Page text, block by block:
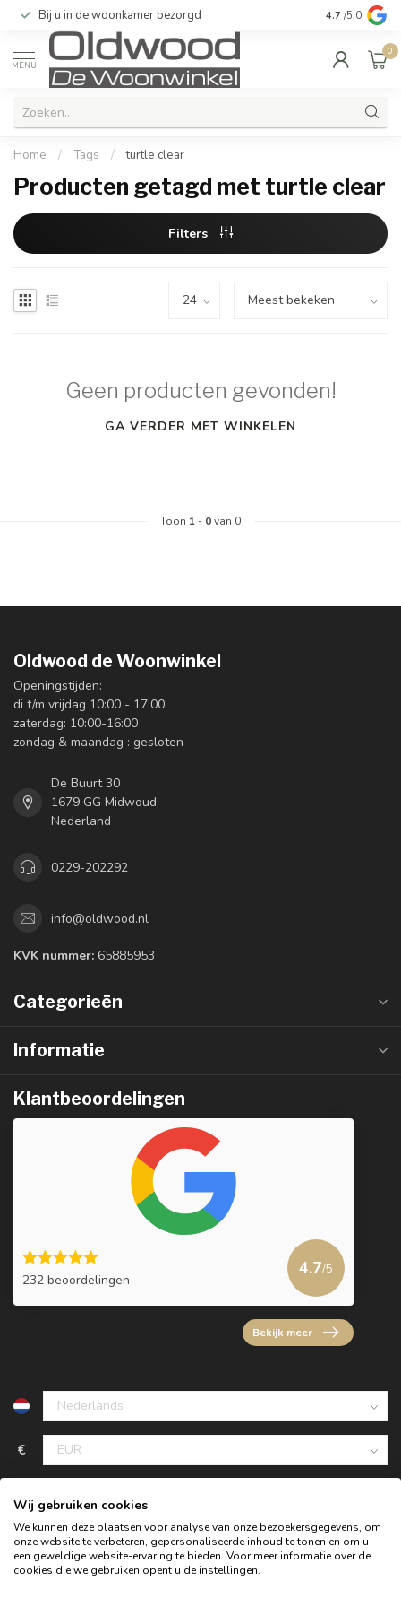
Bij u in de woonkamer bezorgd Kwaliteit &
4.7 /5.0
MENU
0
Home / Tags / turtle clear
Producten getagd met turtle clear
Filters
Geen producten gevonden!
GA VERDER MET WINKELEN
Toon 1 - 0van 0
Oldwood de Woonwinkel
Openingstijden:
di t/m vrijdag 10:00 - 17:00
zaterdag: 10:00-16:00
zondag & maandag : gesloten
De Buurt 30
1679 GG Midwoud
Nederland
0229-202292
info@oldwood.nl
KVK nummer: 65885953
Categorieën
Informatie
Klantbeoordelingen
232 beoordelingen
4.7/5
Bekijk meer
€
Wij gebruiken cookies
We kunnen deze plaatsen voor analyse van onze bezoekersgegevens, om
onze website te verbeteren, gepersonaliseerde inhoud te tonen en om u
een geweldige website-ervaring te bieden. Voor meer informatie over de
cookies die we gebruiken opent u de instellingen.